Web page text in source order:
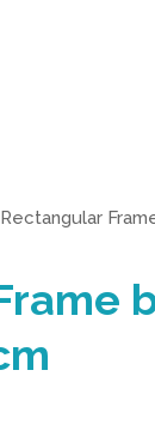
Rectangular